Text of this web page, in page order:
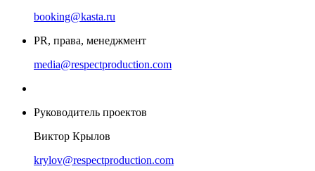
booking@kasta.ru
PR, права, менеджмент
media@respectproduction.com
Руководитель проектов
Виктор Крылов
krylov@respectproduction.com